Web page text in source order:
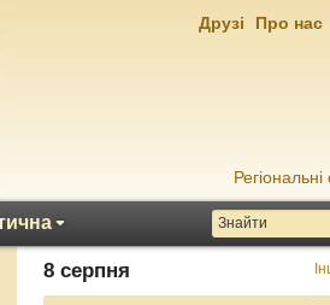
Регіональні
Друзі Про нас
8 серпня